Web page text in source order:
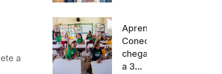
a
Empreendedorismo
e
Inovação
divulga
Aprender
Conectado
chega
a 3